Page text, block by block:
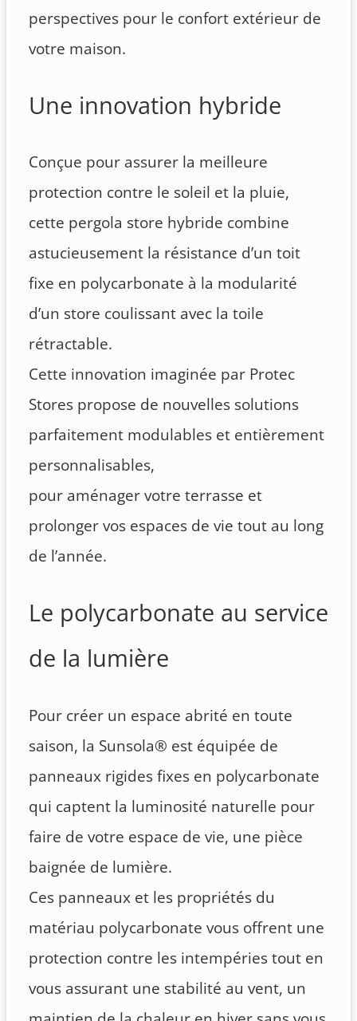
perspectives pour le confort extérieur de
votre maison.
Une innovation hybride
Conçue pour assurer la meilleure
protection contre le soleil et la pluie,
cette pergola store hybride combine
astucieusement la résistance d’un toit
fixe en polycarbonate à la modularité
d’un store coulissant avec la toile
rétractable.
Cette innovation imaginée par Protec
Stores propose de nouvelles solutions
parfaitement modulables et entièrement
personnalisables,
pour aménager votre terrasse et
prolonger vos espaces de vie tout au long
de l’année.
Le polycarbonate au service
de la lumière
Pour créer un espace abrité en toute
saison, la Sunsola® est équipée de
panneaux rigides fixes en polycarbonate
qui captent la luminosité naturelle pour
faire de votre espace de vie, une pièce
baignée de lumière.
Ces panneaux et les propriétés du
matériau polycarbonate vous offrent une
protection contre les intempéries tout en
vous assurant une stabilité au vent, un